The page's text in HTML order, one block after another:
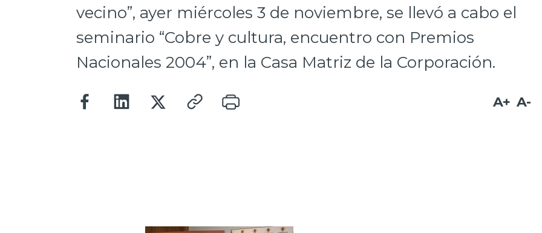
vecino”, ayer miércoles 3 de noviembre, se llevó a cabo el
seminario “Cobre y cultura, encuentro con Premios
Nacionales 2004”, en la Casa Matriz de la Corporación.
A+ A-